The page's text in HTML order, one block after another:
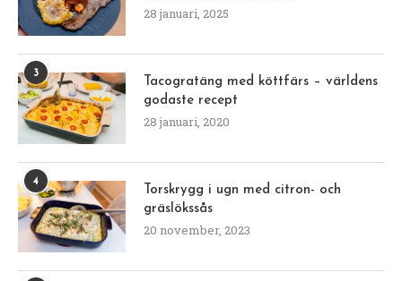
28 januari, 2025
3
Tacogratäng med köttfärs – världens
godaste recept
28 januari, 2020
4
Torskrygg i ugn med citron- och
gräslökssås
20 november, 2023